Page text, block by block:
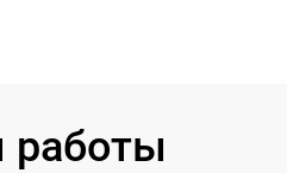
работы